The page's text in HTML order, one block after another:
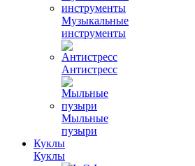
Музыкальные
инструменты
Антистресс
Мыльные
пузыри
Куклы
Куклы